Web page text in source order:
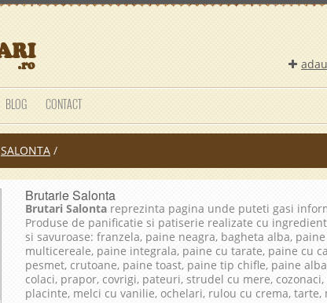
BLOG CONTACT
SALONTA /
Brutarie Salonta
Brutari Salonta reprezinta pagina unde puteti gasi
Produse de panificatie si patiserie realizate cu
si savuroase: franzela, paine neagra, bagheta alba,
multicereale, paine integrala, paine cu tarate, paine cu
pesmet, crutoane, paine toast, paine tip chifle, paine
colaci, prapor, covrigi, pateuri, strudel cu mere,
placinte, melci cu vanilie, ochelari, rulou cu crema, tarte,